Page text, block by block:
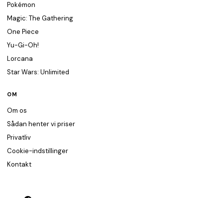
Pokémon
Magic: The Gathering
One Piece
Yu-Gi-Oh!
Lorcana
Star Wars: Unlimited
OM
Om os
Sådan henter vi priser
Privatliv
Cookie-indstillinger
Kontakt